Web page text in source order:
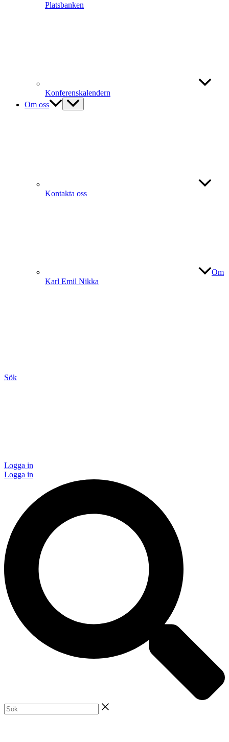
Platsbanken
Konferenskalendern
Om oss
Kontakta oss
Om
Karl Emil Nikka
Sök
Logga in
Logga in